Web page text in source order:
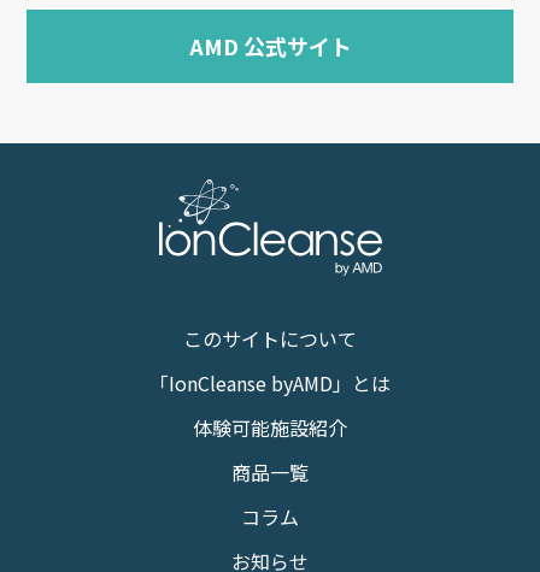
AMD 公式サイト
このサイトについて
「IonCleanse byAMD」とは
体験可能施設紹介
商品一覧
コラム
お知らせ